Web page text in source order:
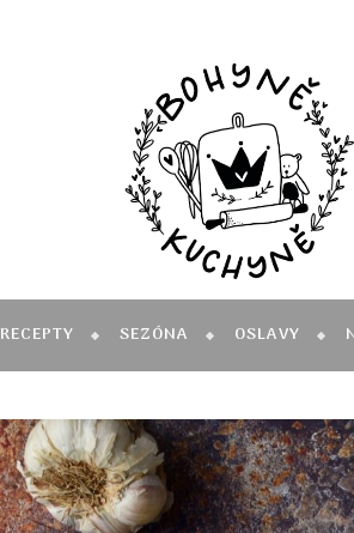
RECEPTY SEZÓNA OSLAVY